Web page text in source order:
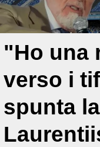
"Ho una
verso i
spunta